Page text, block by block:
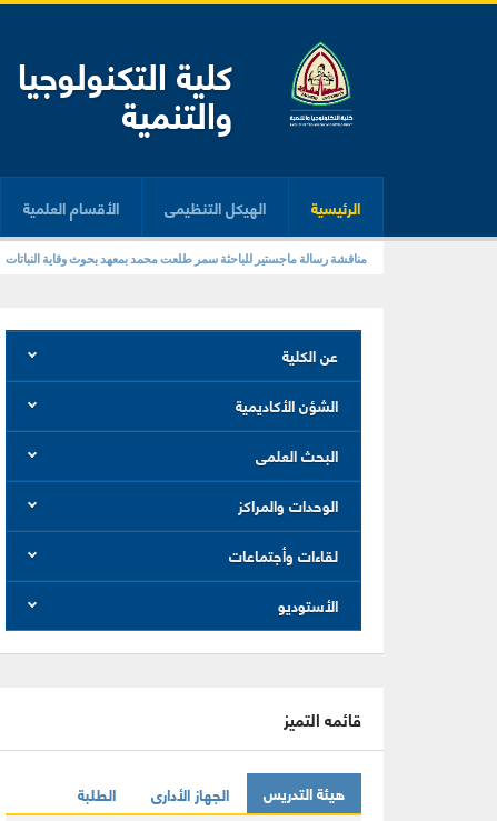
كلية التكنولوجيا
والتنمية
الرئيسية الهيكل التنظيمى الأقسام العلمية
مناقشة رسالة ماجستير للباحثة سمر طلعت محمد بمعهد بحوث وقاية النباتات
عن الكلية
الشؤن الأكاديمية
البحث العلمى
الوحدات والمراكز
لقاءات وأجتماعات
الأستوديو
قائمه التميز
هيئة التدريس الجهاز الأدارى الطلبة